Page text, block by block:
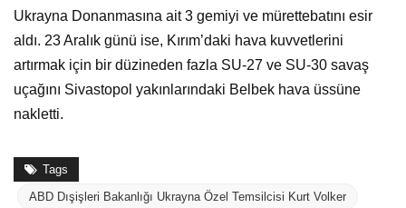
Ukrayna Donanmasına ait 3 gemiyi ve mürettebatını esir
aldı. 23 Aralık günü ise, Kırım’daki hava kuvvetlerini
artırmak için bir düzineden fazla SU-27 ve SU-30 savaş
uçağını Sivastopol yakınlarındaki Belbek hava üssüne
nakletti.
Tags
ABD Dışişleri Bakanlığı Ukrayna Özel Temsilcisi Kurt Volker